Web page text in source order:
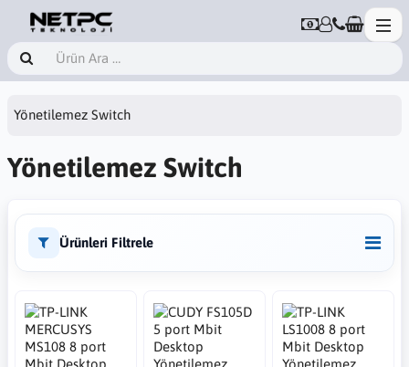
Yönetilemez Switch
Yönetilemez Switch
Ürünleri Filtrele